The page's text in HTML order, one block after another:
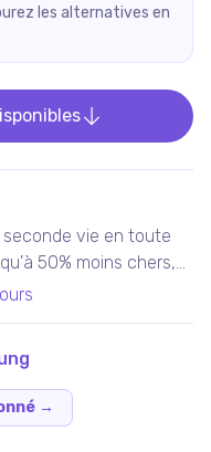
les alternatives en
vie en toute
50% moins chers,
dans nos ateliers
→